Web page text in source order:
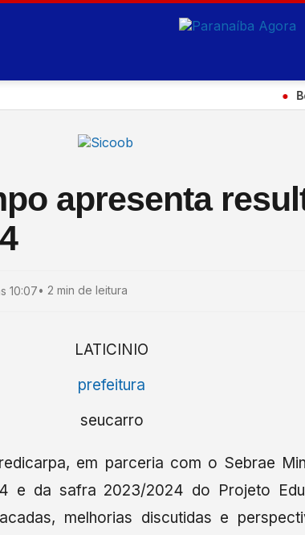
apresenta
10:07• 2 min de leitura
em parceria com o Sebrae
e da safra 2023/2024 do Projeto
melhorias discutidas e